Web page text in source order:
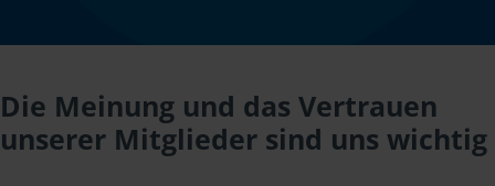
Die Meinung und das Vertrauen
unserer Mitglieder sind uns wichtig